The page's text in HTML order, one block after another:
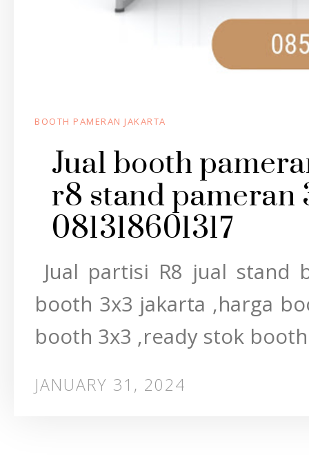
BOOTH PAMERAN JAKARTA
Jual booth
r8 stand pameran
081318601317
Jual partisi R8 jual
booth 3x3 jakarta ,harga
booth 3x3 ,ready stok
JANUARY 31, 2024